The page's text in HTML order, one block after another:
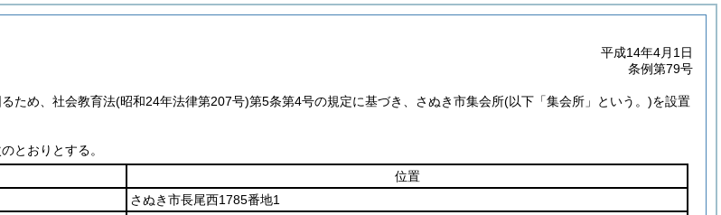
平成14年4月1日
条例第79号
ため、社会教育法(昭和24年法律第207号)第5条第4号の規定に基づき、さぬき市集会所(以下「集会所」という。)を設置
とおりとする。
位置
さぬき市長尾西1785番地1